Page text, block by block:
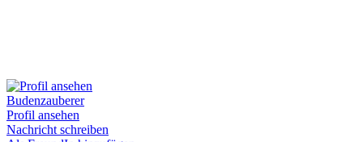
Budenzauberer
Profil ansehen
Nachricht schreiben